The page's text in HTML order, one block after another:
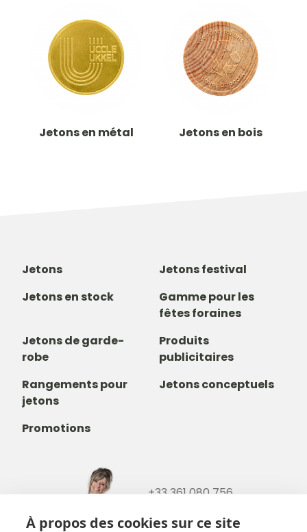
À propos des cookies sur ce site
Jetons en métal Jetons en bois
Jetons
Jetons festival
Jetons en stock
Gamme pour les
fêtes foraines
Jetons de garde-
robe
Produits
publicitaires
Rangements pour
jetons
Jetons conceptuels
Promotions
+33 361 080 756